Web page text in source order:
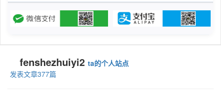
fenshezhuiyi2 ta的个人站点
发表文章377篇